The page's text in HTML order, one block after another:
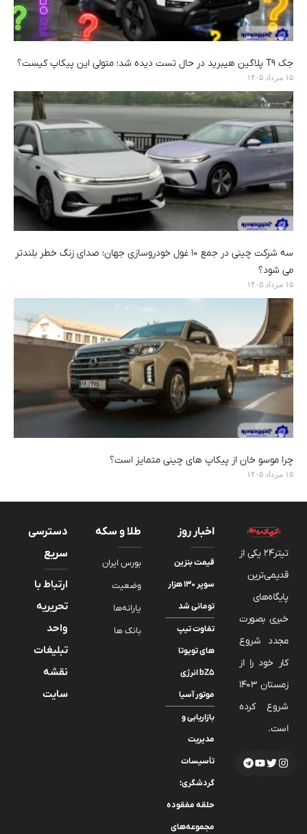
جک T9 پلاگین هیبرید در حال تست دیده شد؛ متولی این پیکاپ کیست؟
۱۵ مرداد ۱۴۰۵
سه شرکت چینی در جمع ۱۰ غول خودروسازی جهان؛ صدای زنگ خطر بلندتر
می شود؟
۱۵ مرداد ۱۴۰۵
چرا موسو خان از پیکاپ های چینی متمایز است؟
۱۵ مرداد ۱۴۰۵
تیتر24 یکی از
قدیمی‌ترین
پایگاه‌های
خبری بصورت
مجدد شروع
کار خود را از
زمستان 1403
شروع کرده
است.
اخبار روز
قیمت بنزین
سوپر ۱۳۰ هزار
تومانی شد
تفاوت تیپ
های تویوتا
bZ5 انرژی
موتور آسیا
بازاریابی و
مدیریت
تأسیسات
گردشگری؛
حلقه مفقوده
مجموعه‌های
طلا و سکه
بورس ایران
وضعیت
یارانه‌ها
بانک ها
دسترسی
سریع
ارتباط با
تحریریه
واحد
تبلیغات
نقشه
سایت